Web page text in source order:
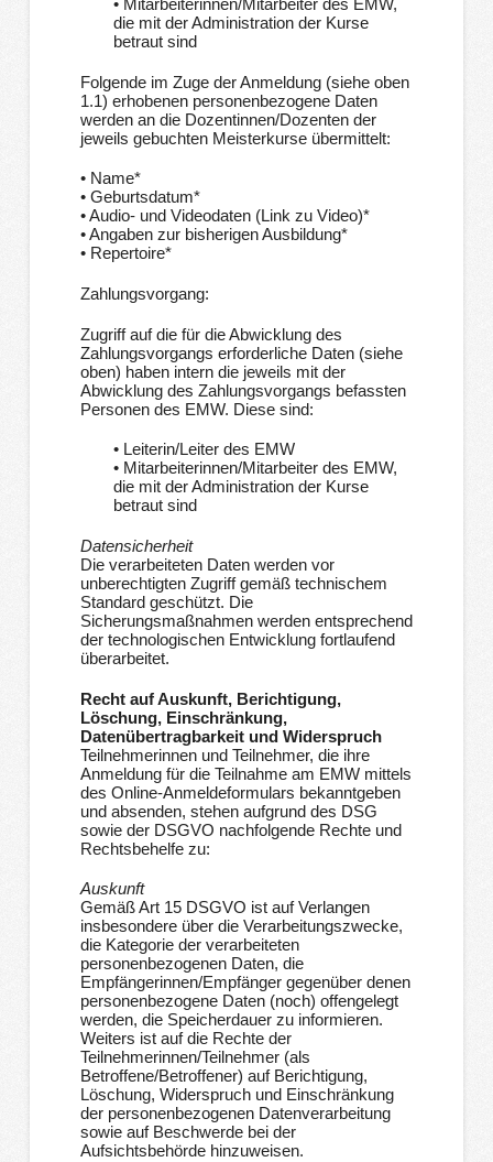
die mit der Administration der Kurse
betraut sind
Folgende im Zuge der Anmeldung (siehe oben
1.1) erhobenen personenbezogene Daten
werden an die Dozentinnen/Dozenten der
jeweils gebuchten Meisterkurse übermittelt:
• Name*
• Geburtsdatum*
• Audio- und Videodaten (Link zu Video)*
• Angaben zur bisherigen Ausbildung*
• Repertoire*
Zahlungsvorgang:
Zugriff auf die für die Abwicklung des
Zahlungsvorgangs erforderliche Daten (siehe
oben) haben intern die jeweils mit der
Abwicklung des Zahlungsvorgangs befassten
Personen des EMW. Diese sind:
• Leiterin/Leiter des EMW
• Mitarbeiterinnen/Mitarbeiter des EMW,
die mit der Administration der Kurse
betraut sind
Datensicherheit
Die verarbeiteten Daten werden vor
unberechtigten Zugriff gemäß technischem
Standard geschützt. Die
Sicherungsmaßnahmen werden entsprechend
der technologischen Entwicklung fortlaufend
überarbeitet.
Recht auf Auskunft, Berichtigung,
Löschung, Einschränkung,
Datenübertragbarkeit und Widerspruch
Teilnehmerinnen und Teilnehmer, die ihre
Anmeldung für die Teilnahme am EMW mittels
des Online-Anmeldeformulars bekanntgeben
und absenden, stehen aufgrund des DSG
sowie der DSGVO nachfolgende Rechte und
Rechtsbehelfe zu:
Auskunft
Gemäß Art 15 DSGVO ist auf Verlangen
insbesondere über die Verarbeitungszwecke,
die Kategorie der verarbeiteten
personenbezogenen Daten, die
Empfängerinnen/Empfänger gegenüber denen
personenbezogene Daten (noch) offengelegt
werden, die Speicherdauer zu informieren.
Weiters ist auf die Rechte der
Teilnehmerinnen/Teilnehmer (als
Betroffene/Betroffener) auf Berichtigung,
Löschung, Widerspruch und Einschränkung
der personenbezogenen Datenverarbeitung
sowie auf Beschwerde bei der
Aufsichtsbehörde hinzuweisen.